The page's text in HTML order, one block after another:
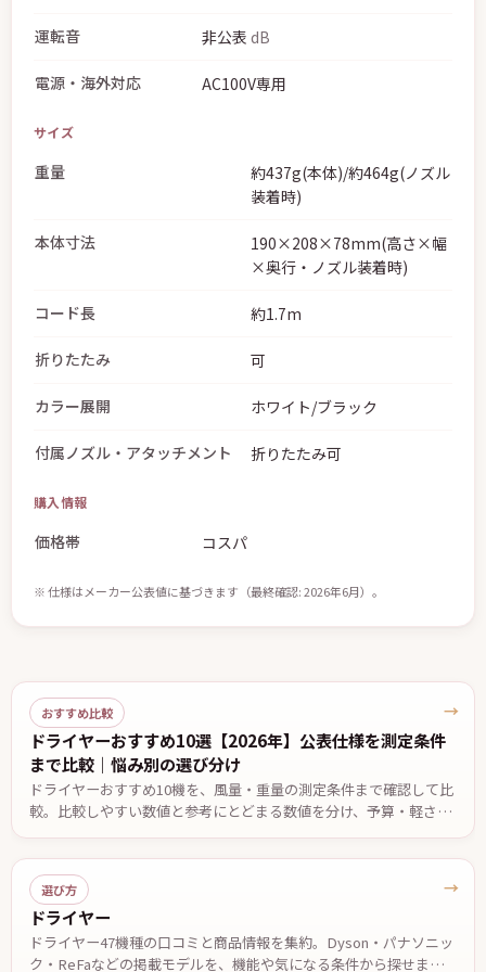
運転音 非公表 dB
電源・海外対応 AC100V専用
サイズ
重量
約437g(本体)/約464g(ノズル
装着時)
本体寸法
190×208×78mm(高さ×幅
×奥行・ノズル装着時)
コード長 約1.7m
折りたたみ 可
カラー展開 ホワイト/ブラック
付属ノズル・アタッチメント 折りたたみ可
購入情報
価格帯 コスパ
※ 仕様はメーカー公表値に基づきます（最終確認: 2026年6月）。
おすすめ比較
ドライヤーおすすめ10選【2026年】公表仕様を測定条件
まで比較｜悩み別の選び分け
ドライヤーおすすめ10機を、風量・重量の測定条件まで確認して比
較。比較しやすい数値と参考にとどまる数値を分け、予算・軽さ・
低温設定・温度自動制御など悩み別の候補と、2台で迷ったときの
決め手を公表仕様ベースでまとめました。価格は2026年7月29日確
認。
→
選び方
ドライヤー
ドライヤー47機種の口コミと商品情報を集約。Dyson・パナソニッ
ク・ReFaなどの掲載モデルを、機能や気になる条件から探せます。
→